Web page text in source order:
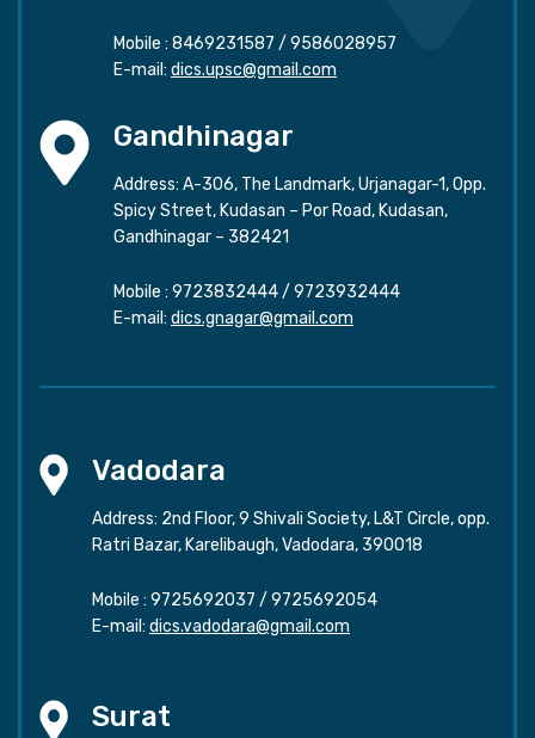
Mobile : 8469231587 / 9586028957
E-mail: dics.upsc@gmail.com
Gandhinagar
Address: A-306, The Landmark, Urjanagar-1, Opp.
Spicy Street, Kudasan – Por Road, Kudasan,
Gandhinagar – 382421
Mobile : 9723832444/ 9723932444
E-mail: dics.gnagar@gmail.com
Vadodara
Address: 2nd Floor, 9 Shivali Society, L&T Circle, opp.
Ratri Bazar, Karelibaugh, Vadodara, 390018
Mobile : 9725692037 / 9725692054
E-mail: dics.vadodara@gmail.com
Surat